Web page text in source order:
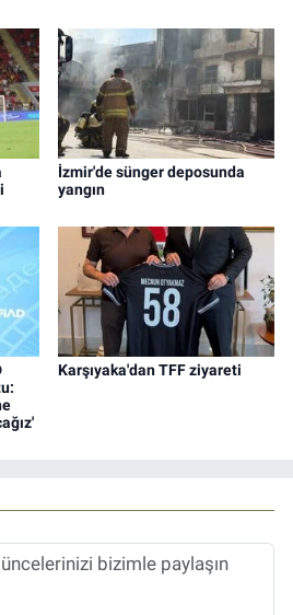
İzmir'de sünger deposunda
yangın
Karşıyaka'dan TFF ziyareti